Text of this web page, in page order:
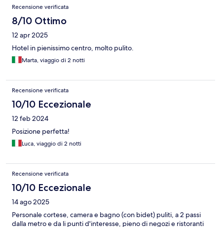
Recensione verificata
8/10 Ottimo
12 apr 2025
Hotel in pienissimo centro, molto pulito.
Marta, viaggio di 2 notti
Recensione verificata
10/10 Eccezionale
12 feb 2024
Posizione perfetta!
Luca, viaggio di 2 notti
Recensione verificata
10/10 Eccezionale
14 ago 2025
Personale cortese, camera e bagno (con bidet) puliti, a 2 passi
dalla metro e da li punti d'interesse, pieno di negozi e ristoranti